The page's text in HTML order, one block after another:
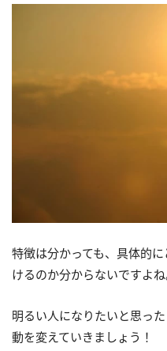
特徴は分かっても、具体的
けるのか分からないですよね
明るい人になりたいと思っ
動を変えていきましょう！